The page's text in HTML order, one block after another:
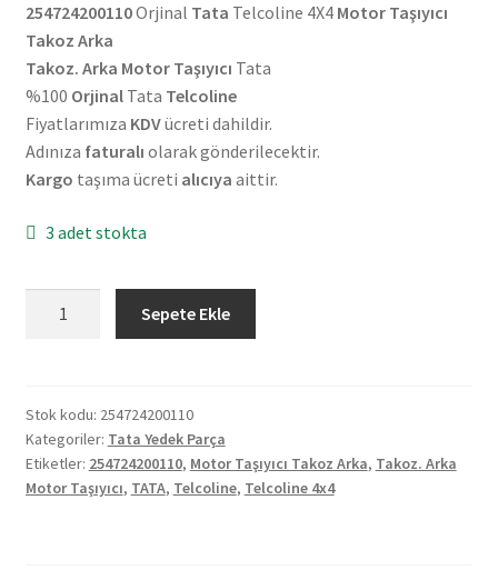
254724200110Orjinal Tata Telcoline 4X4Motor Taşıyıcı
Takoz Arka
Takoz. Arka Motor Taşıyıcı Tata
%100 OrjinalTata Telcoline
Fiyatlarımıza KDVücreti dahildir.
Adınıza faturalı olarak gönderilecektir.
Kargo taşıma ücreti alıcıya aittir.
3 adet stokta
Motor
Taşıyıcı
Takoz
Arka
Sepete Ekle
Stok kodu: 254724200110
Kategoriler: Tata Yedek Parça
Etiketler: 254724200110, Motor Taşıyıcı Takoz Arka, Takoz. Arka
Motor Taşıyıcı, TATA, Telcoline, Telcoline 4x4